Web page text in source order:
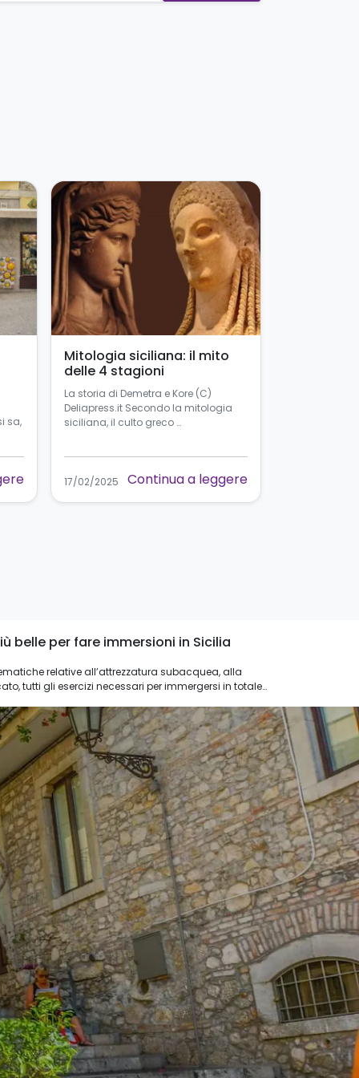
sa,
Mitologia siciliana: il mito
delle 4 stagioni
La storia di Demetra e Kore (C)
Deliapress.it Secondo la mitologia
siciliana, il culto greco …
17/02/2025 Continua a leggere
belle per fare immersioni in Sicilia
relative all’attrezzatura subacquea, alla
tutti gli esercizi necessari per immergersi in totale